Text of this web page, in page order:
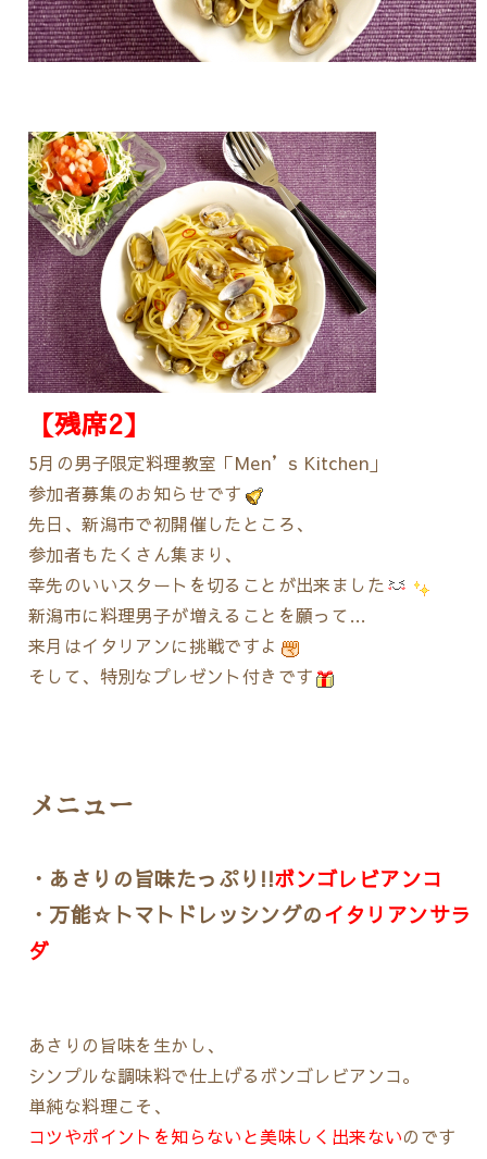
【残席2】
5月の男子限定料理教室「Men’s Kitchen」
参加者募集のお知らせです
先日、新潟市で初開催したところ、
参加者もたくさん集まり、
幸先のいいスタートを切ることが出来ました
新潟市に料理男子が増えることを願って…
来月はイタリアンに挑戦ですよ
そして、特別なプレゼント付きです
メニュー
・あさりの旨味たっぷり!!ボンゴレビアンコ
・万能☆トマトドレッシングのイタリアンサラ
ダ
あさりの旨味を生かし、
シンプルな調味料で仕上げるボンゴレビアンコ。
単純な料理こそ、
コツやポイントを知らないと美味しく出来ないのです